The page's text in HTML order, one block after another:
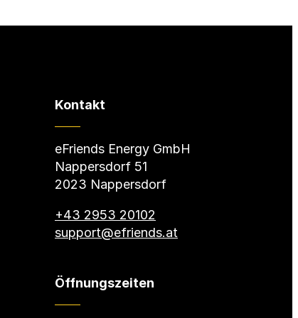
Kontakt
eFriends Energy GmbH
Nappersdorf 51
2023 Nappersdorf
+43 2953 20102
support@efriends.at
Öffnungszeiten